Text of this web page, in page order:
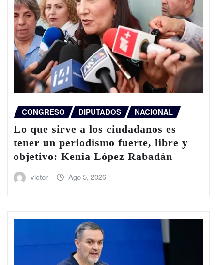
CONGRESO DIPUTADOS NACIONAL
Lo que sirve a los ciudadanos es
tener un periodismo fuerte, libre y
objetivo: Kenia López Rabadán
victor Ago 5, 2026